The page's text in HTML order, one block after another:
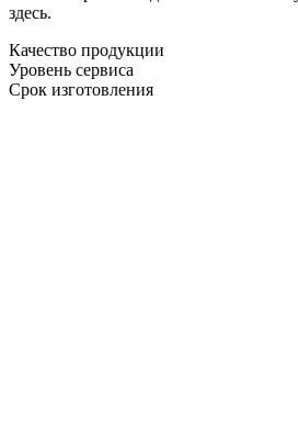
здесь.
Качество продукции
Уровень сервиса
Срок изготовления